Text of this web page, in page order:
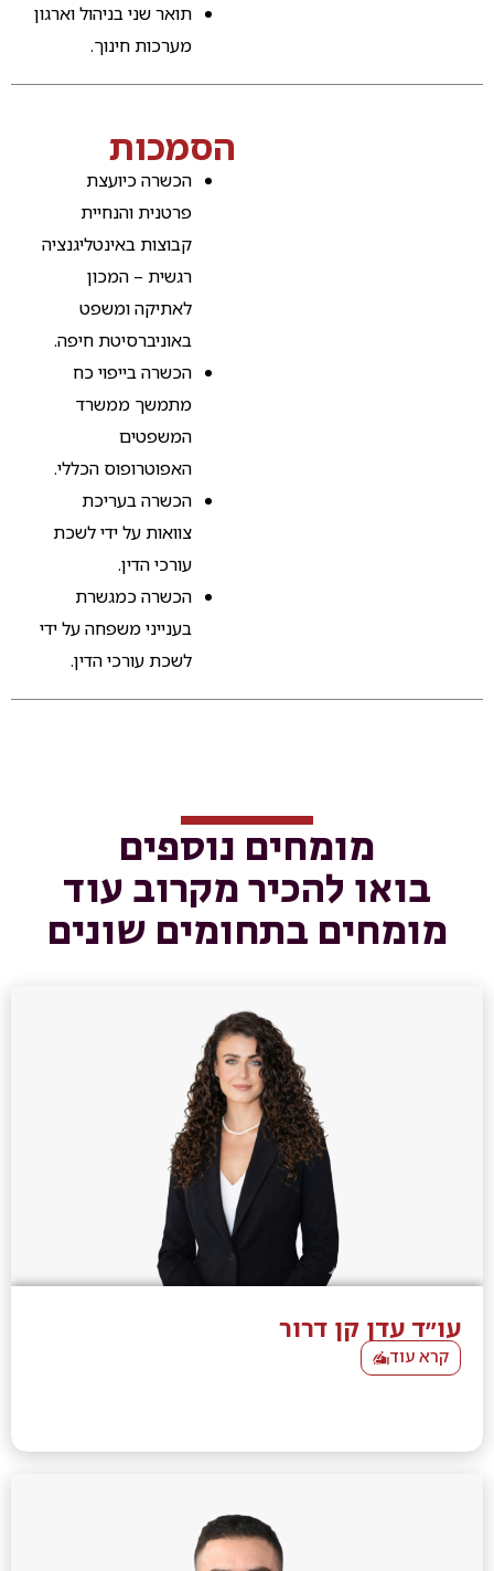
תואר שני בניהול וארגון
מערכות חינוך.
הסמכות
הכשרה כיועצת
פרטנית והנחיית
קבוצות באינטליגנציה
רגשית – המכון
לאתיקה ומשפט
באוניברסיטת חיפה.
הכשרה בייפוי כח
מתמשך ממשרד
המשפטים
האפוטרופוס הכללי.
הכשרה בעריכת
צוואות על ידי לשכת
עורכי הדין.
הכשרה כמגשרת
בענייני משפחה על ידי
לשכת עורכי הדין.
מומחים נוספים
בואו להכיר מקרוב עוד
מומחים בתחומים שונים
עו״ד עדן קן דרור
קרא עוד